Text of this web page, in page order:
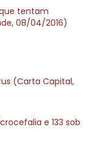
tentam
08/04/2016)
(Carta Capital,
e 133 sob